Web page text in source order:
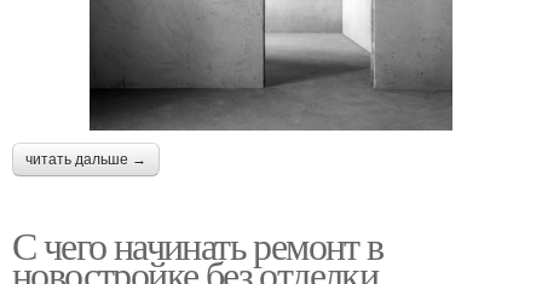
читать дальше →
С чего начинать ремонт в
новостройке без отделки.